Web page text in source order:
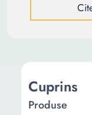
Cuprins
Produse